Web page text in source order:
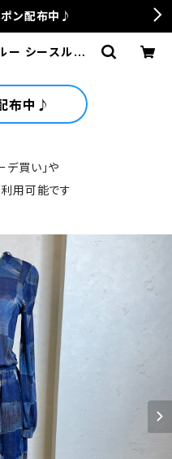
ポン配布中♪
ー シースルー
布中♪
デ買い」や
利用可能です